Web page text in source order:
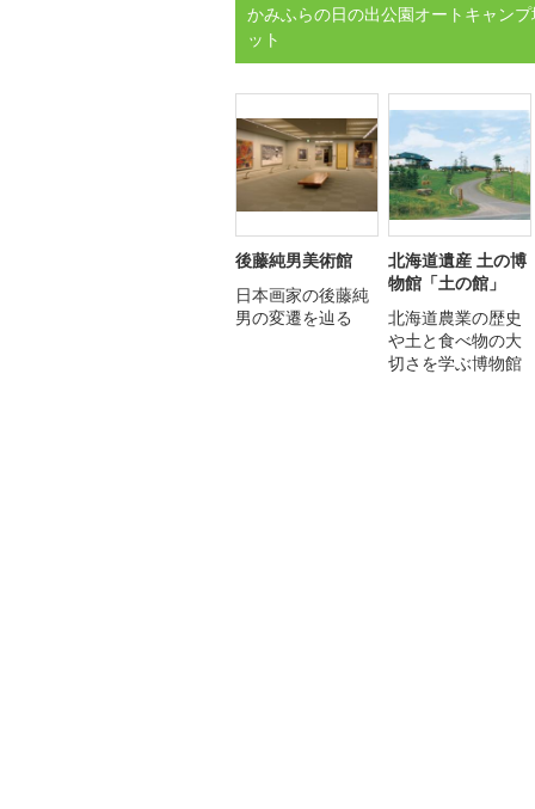
かみふらの日の出公園オートキャン
ット
後藤純男美術館
日本画家の後藤純
男の変遷を辿る
北海道遺産 土の博
物館「土の館」
北海道農業の歴史
や土と食べ物の大
切さを学ぶ博物館